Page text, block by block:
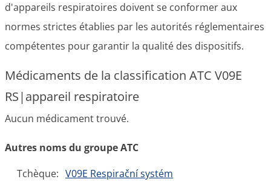
d'appareils respiratoires doivent se conformer aux
normes strictes établies par les autorités réglementaires
compétentes pour garantir la qualité des dispositifs.
Médicaments de la classification ATC V09E
RS|appareil respiratoire
Aucun médicament trouvé.
Autres noms du groupe ATC
Tchèque: V09E Respirační systém